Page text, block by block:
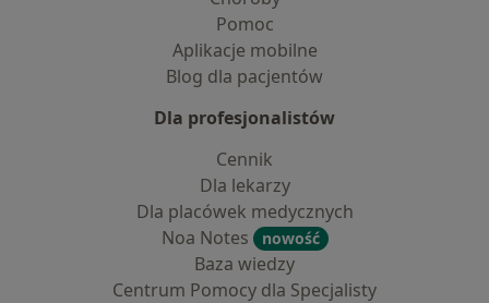
Pomoc
Aplikacje mobilne
Blog dla pacjentów
Dla profesjonalistów
Cennik
Dla lekarzy
Dla placówek medycznych
Noa Notes
nowość
Baza wiedzy
Centrum Pomocy dla Specjalisty